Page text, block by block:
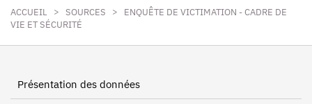
ACCUEIL > SOURCES >
ENQUÊTE DE VICTIMATION - CADRE DE
VIE ET SÉCURITÉ
Présentation des données